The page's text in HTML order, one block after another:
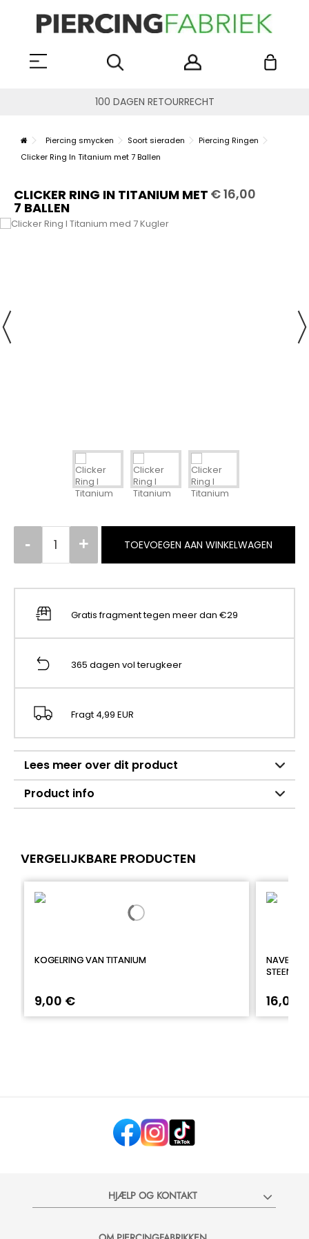
100 DAGEN RETOURRECHT
Piercing smycken Soort sieraden
Piercing Ringen
Clicker Ring In Titanium met 7 Ballen
CLICKER RING IN TITANIUM MET
7 BALLEN
€ 16,00
TOEVOEGEN AAN WINKELWAGEN
Gratis fragment tegen meer dan €29
365 dagen vol terugkeer
Fragt 4,99 EUR
Lees meer over dit product
Product info
VERGELIJKBARE PRODUCTEN
KOGELRING VAN TITANIUM
9,00 €
STEEN
16,00
HJÆLP OG KONTAKT